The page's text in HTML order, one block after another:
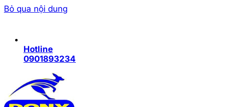
Bỏ qua nội dung
Hotline
0901893234